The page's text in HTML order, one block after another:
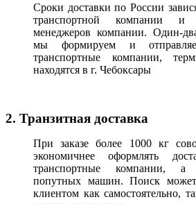
Сроки доставки по России
транспортной компании и
менеджеров компании. Один-
мы формируем и
транспортные компании,
находятся в г. Чебоксары
2. Транзитная доставка
При заказе более 1000 кг
экономичнее оформлять
транспортные компании, а
попутных машин. Поиск может
клиентом как самостоятельно,